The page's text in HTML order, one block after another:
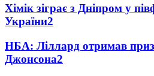
Хімік зіграє з Дніпром у
України2
НБА: Ліллард отримав приз
Джонсона2